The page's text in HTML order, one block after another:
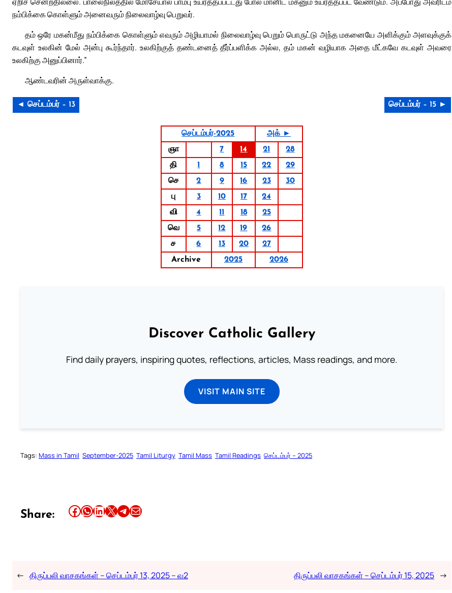
நம்பிக்கை கொள்ளும் அனைவரும் நிலைவாழ்வு பெறுவர்.
தம் ஒரே மகன்மீது நம்பிக்கை கொள்ளும் எவரும் அழியாமல் நிலைவாழ்வு பெறும் பொருட்டு அந்த மகனையே அளிக்கும் அளவுக்குக்
கடவுள் உலகின் மேல் அன்பு கூர்ந்தார். உலகிற்குத் தண்டனைத் தீர்ப்பளிக்க அல்ல, தம் மகன் வழியாக அதை மீட்கவே கடவுள் அவரை
உலகிற்கு அனுப்பினார்.”
ஆண்டவரின் அருள்வாக்கு.
◄ செப்டம்பர் – 13 செப்டம்பர் – 15 ►
செப்டம்பர்-2025
அக் ►
ஞா
7 14 21
28
தி
1 8 15 22
29
செ
2 9 16 23
30
பு
3 10 17
24
வி
4 11 18
25
வெ
5 12 19
26
ச
6 13 20
27
Archive
2025 2026
Discover Catholic Gallery
Find daily prayers, inspiring quotes, reflections, articles, Mass readings, and more.
VISIT MAIN SITE
Tags: Mass in Tamil September-2025 Tamil Liturgy Tamil Mass Tamil Readings செப்டம்பர் – 2025
Share: Share this article on Facebook Share this article on WhatsApp Share this article on LinkedIn Share this article on X Share this article on TelegramEmail this Article
← திருப்பலி வாசகங்கள் – செப்டம்பர் 13, 2025 – வ2 திருப்பலி வாசகங்கள் – செப்டம்பர் 15, 2025 →